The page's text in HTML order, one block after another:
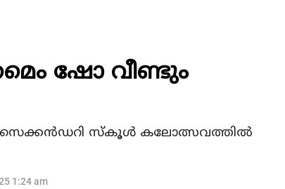
ഷോ വീണ്ടും
സെക്കന്‍ഡറി സ്‌കൂള്‍ കലോത്സവത്തില്‍
1:24 am